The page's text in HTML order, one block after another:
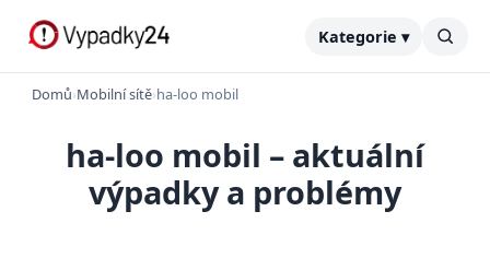
Kategorie ▾
Domů›Mobilní sítě›ha-loo mobil
ha-loo mobil – aktuální
výpadky a problémy